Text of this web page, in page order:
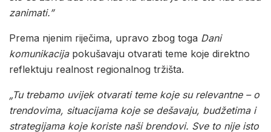
zanimati.”
Prema njenim riječima, upravo zbog toga Dani
komunikacijapokušavaju otvarati teme koje direktno
reflektuju realnost regionalnog tržišta.
„Tu trebamo uvijek otvarati teme koje su relevantne – o
trendovima, situacijama koje se dešavaju, budžetima i
strategijama koje koriste naši brendovi. Sve to nije isto